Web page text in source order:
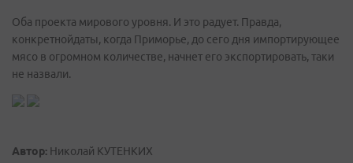
Оба проекта мирового уровня. И это радует. Правда,
конкретнойдаты, когда Приморье, до сего дня импортирующее
мясо в огромном количестве, начнет его экспортировать, таки
не назвали.
Автор: Николай КУТЕНКИХ